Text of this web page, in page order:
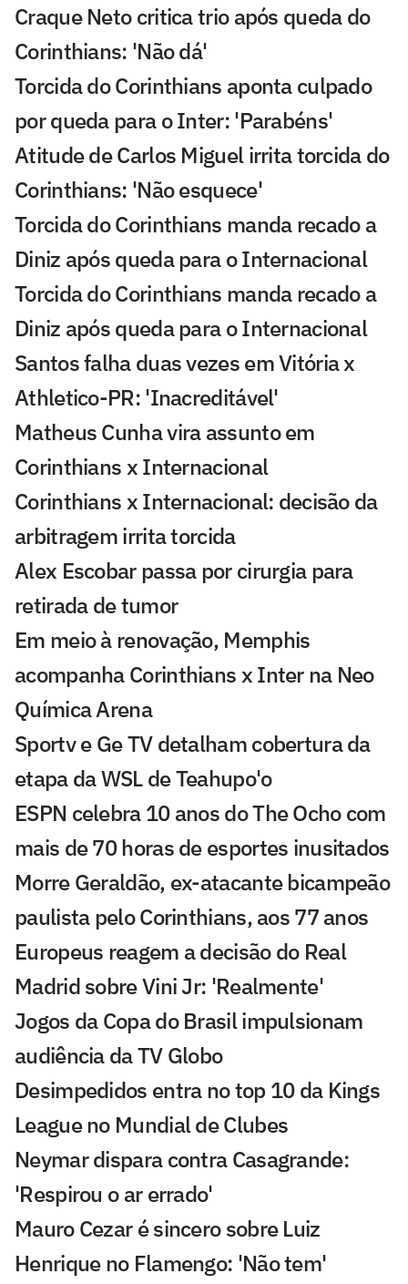
Craque Neto critica trio após queda do
Corinthians: 'Não dá'
Torcida do Corinthians aponta culpado
por queda para o Inter: 'Parabéns'
Atitude de Carlos Miguel irrita torcida do
Corinthians: 'Não esquece'
Torcida do Corinthians manda recado a
Diniz após queda para o Internacional
Torcida do Corinthians manda recado a
Diniz após queda para o Internacional
Santos falha duas vezes em Vitória x
Athletico-PR: 'Inacreditável'
Matheus Cunha vira assunto em
Corinthians x Internacional
Corinthians x Internacional: decisão da
arbitragem irrita torcida
Alex Escobar passa por cirurgia para
retirada de tumor
Em meio à renovação, Memphis
acompanha Corinthians x Inter na Neo
Química Arena
Sportv e Ge TV detalham cobertura da
etapa da WSL de Teahupo'o
ESPN celebra 10 anos do The Ocho com
mais de 70 horas de esportes inusitados
Morre Geraldão, ex-atacante bicampeão
paulista pelo Corinthians, aos 77 anos
Europeus reagem a decisão do Real
Madrid sobre Vini Jr: 'Realmente'
Jogos da Copa do Brasil impulsionam
audiência da TV Globo
Desimpedidos entra no top 10 da Kings
League no Mundial de Clubes
Neymar dispara contra Casagrande:
'Respirou o ar errado'
Mauro Cezar é sincero sobre Luiz
Henrique no Flamengo: 'Não tem'